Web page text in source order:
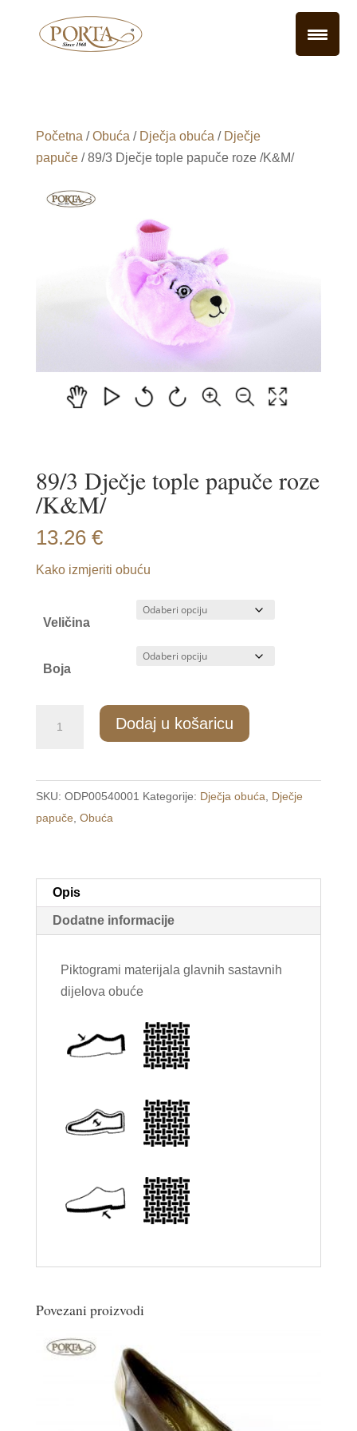
Početna /Obuća / Dječja obuća / Dječje
papuče/ 89/3 Dječje tople papuče roze /K&M/
89/3 Dječje tople papuče roze
/K&M/
13.26 €
Kako izmjeriti obuću
Veličina
Boja
papuče
roze
/K&M/
Dodaj u košaricu
SKU: ODP00540001 Kategorije: Dječja obuća
Dječje
papuče Obuća
Opis
Dodatne informacije
Piktogrami materijala glavnih sastavnih
dijelova obuće
Povezani proizvodi